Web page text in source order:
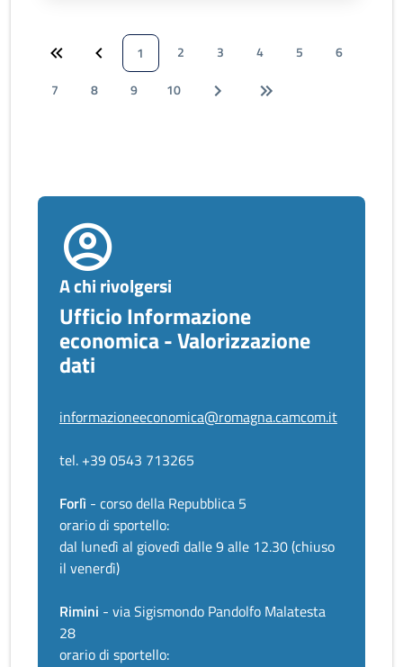
1 2 3 4 5
6
7
8 9 10
A chi rivolgersi
Ufficio Informazione
economica - Valorizzazione
dati
informazioneeconomica@romagna.camcom.it
tel. +39 0543 713265
Forlì - corso della Repubblica 5
orario di sportello:
dal lunedì al giovedì dalle 9 alle 12.30 (chiuso
il venerdì)
Rimini - via Sigismondo Pandolfo Malatesta
28
orario di sportello: